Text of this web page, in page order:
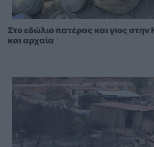
Στο εδώλιο πατέρας και γιος
και αρχαία